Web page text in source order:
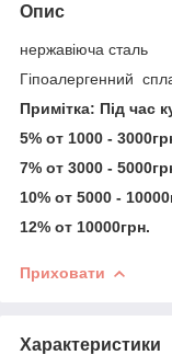
Опис
нержавіюча сталь
Гіпоалергенний
Примітка: Під час
5% от 1000 -
7% от 3000 -
10% от 5000 -
12% от 10000грн.
Приховати
Характеристики